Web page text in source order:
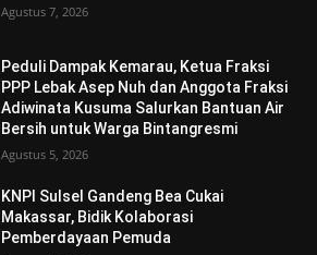
Agustus 7, 2026
Peduli Dampak Kemarau, Ketua Fraksi
PPP Lebak Asep Nuh dan Anggota Fraksi
Adiwinata Kusuma Salurkan Bantuan Air
Bersih untuk Warga Bintangresmi
Agustus 5, 2026
KNPI Sulsel Gandeng Bea Cukai
Makassar, Bidik Kolaborasi
Pemberdayaan Pemuda